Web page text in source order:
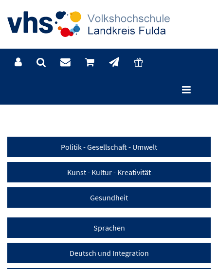
Politik - Gesellschaft - Umwelt
Kunst - Kultur - Kreativität
Gesundheit
Sprachen
Deutsch und Integration